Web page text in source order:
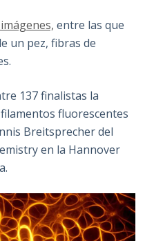
entre las que
un pez, fibras de
137 finalistas la
fluorescentes
Breitsprecher del
en la Hannover